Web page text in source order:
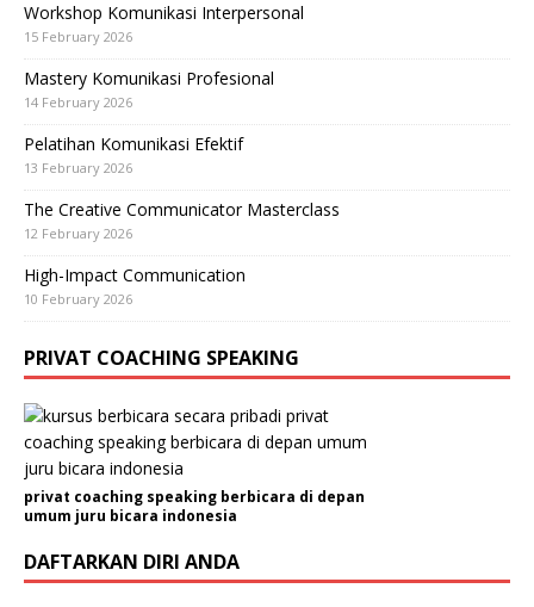
Workshop Komunikasi Interpersonal
15 February 2026
Mastery Komunikasi Profesional
14 February 2026
Pelatihan Komunikasi Efektif
13 February 2026
The Creative Communicator Masterclass
12 February 2026
High-Impact Communication
10 February 2026
PRIVAT COACHING SPEAKING
privat coaching speaking berbicara di depan
umum juru bicara indonesia
DAFTARKAN DIRI ANDA